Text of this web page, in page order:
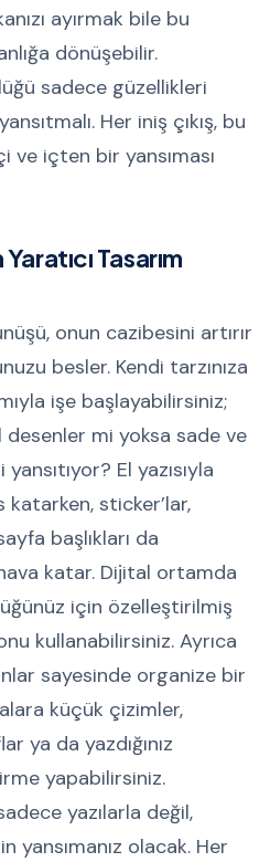
ayırmak bile bu
dönüşebilir.
sadece güzellikleri
Her iniş çıkış, bu
ve içten bir yansıması
Tasarım
onun cazibesini artırır
besler. Kendi tarzınıza
işe başlayabilirsiniz;
mi yoksa sade ve
El yazısıyla
sticker’lar,
başlıkları da
katar. Dijital ortamda
için özelleştirilmiş
kullanabilirsiniz. Ayrıca
sayesinde organize bir
küçük çizimler,
ya da yazdığınız
yapabilirsiniz.
yazılarla değil,
yansımanız olacak. Her